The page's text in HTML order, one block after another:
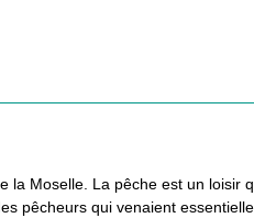
la Moselle. La pêche est un loisir
pêcheurs qui venaient